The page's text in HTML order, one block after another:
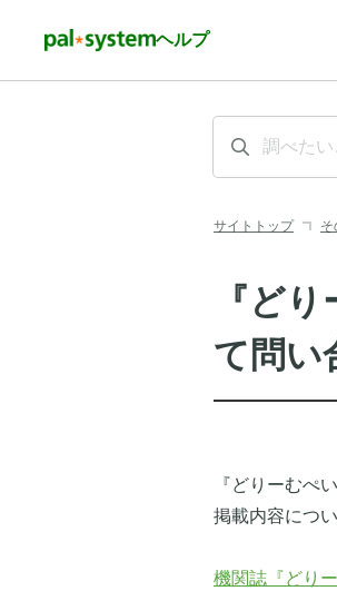
ヘルプ
サイトトップ
『ど
て問い
『どりーむぺ
掲載内容につ
機関誌『どり